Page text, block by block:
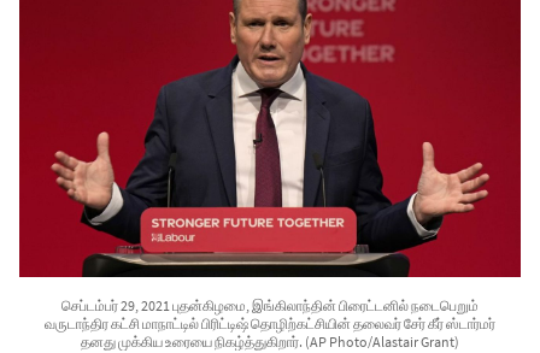
செப்டம்பர் 29, 2021 புதன்கிழமை, இங்கிலாந்தின் பிரைட்டனில் நடைபெறும்
வருடாந்திர கட்சி மாநாட்டில் பிரிட்டிஷ் தொழிற்கட்சியின் தலைவர் சேர் கீர் ஸ்டார்மர்
தனது முக்கிய உரையை நிகழ்த்துகிறார். (AP Photo/Alastair Grant)